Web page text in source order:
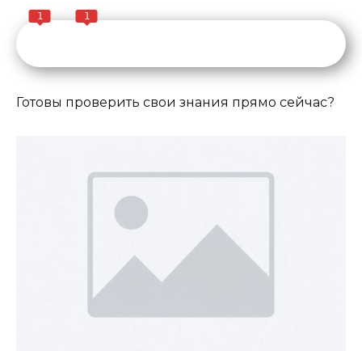
1 1
Готовы проверить свои знания прямо сейчас?